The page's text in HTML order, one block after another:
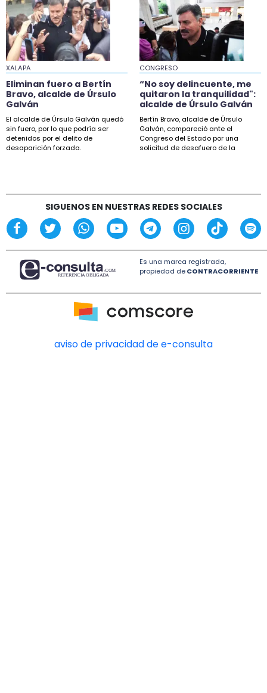
23:42
Amenazan con retirar a canasteras del centro
de Orizaba, acusan
23:20
Renta de departamento en CDMX: todo lo que
necesitas saber para arrendar con éxito
22:29
Más espacios dignos para San Andrés Tuxtla
con "Andadores al 100"
21:17
Pierden biopsia de paciente con cáncer en
Hospital de Veracruz
XALAPA
Eliminan fuero a Bertín
Bravo, alcalde de Úrsulo
Galván
El alcalde de Úrsulo Galván quedó
sin fuero, por lo que podría ser
detenidos por el delito de
desaparición forzada.
CONGRESO
“No soy delincuente, me
quitaron la tranquilidad":
alcalde de Úrsulo Galván
Bertín Bravo, alcalde de Úrsulo
Galván, compareció ante el
Congreso del Estado por una
solicitud de desafuero de la
SIGUENOS EN NUESTRAS REDES SOCIALES
Es una marca registrada,
propiedad deCONTRACORRIENTE
aviso de privacidad de e-consulta